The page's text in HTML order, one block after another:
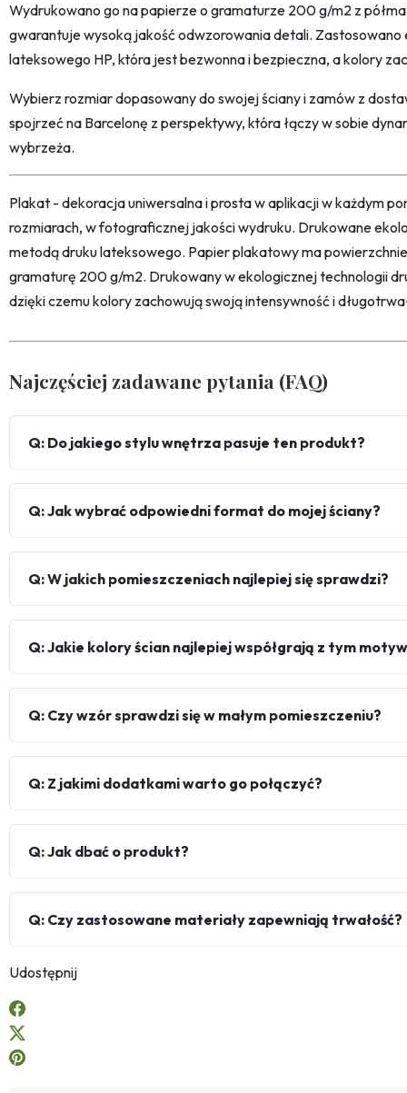
Wydrukowano go na papierze o gramaturze 200 g/m2 z
gwarantuje wysoką jakość odwzorowania detali. Zastosowano
lateksowego HP, która jest bezwonna i bezpieczna, a kolory
Wybierz rozmiar dopasowany do swojej ściany i zamów z
spojrzeć na Barcelonę z perspektywy, która łączy w sobie
wybrzeża.
Plakat - dekoracja uniwersalna i prosta w aplikacji w każdym
rozmiarach, w fotograficznej jakości wydruku. Drukowane
metodą druku lateksowego. Papier plakatowy ma
gramaturę 200 g/m2. Drukowany w ekologicznej technologii
dzięki czemu kolory zachowują swoją intensywność i
Najczęściej zadawane pytania (FAQ)
Q: Do jakiego stylu wnętrza pasuje ten produkt?
Q: Jak wybrać odpowiedni format do mojej ściany?
Q: W jakich pomieszczeniach najlepiej się sprawdzi?
Q: Jakie kolory ścian najlepiej współgrają z tym
Q: Czy wzór sprawdzi się w małym pomieszczeniu?
Q: Z jakimi dodatkami warto go połączyć?
Q: Jak dbać o produkt?
Q: Czy zastosowane materiały zapewniają trwałość?
Udostępnij